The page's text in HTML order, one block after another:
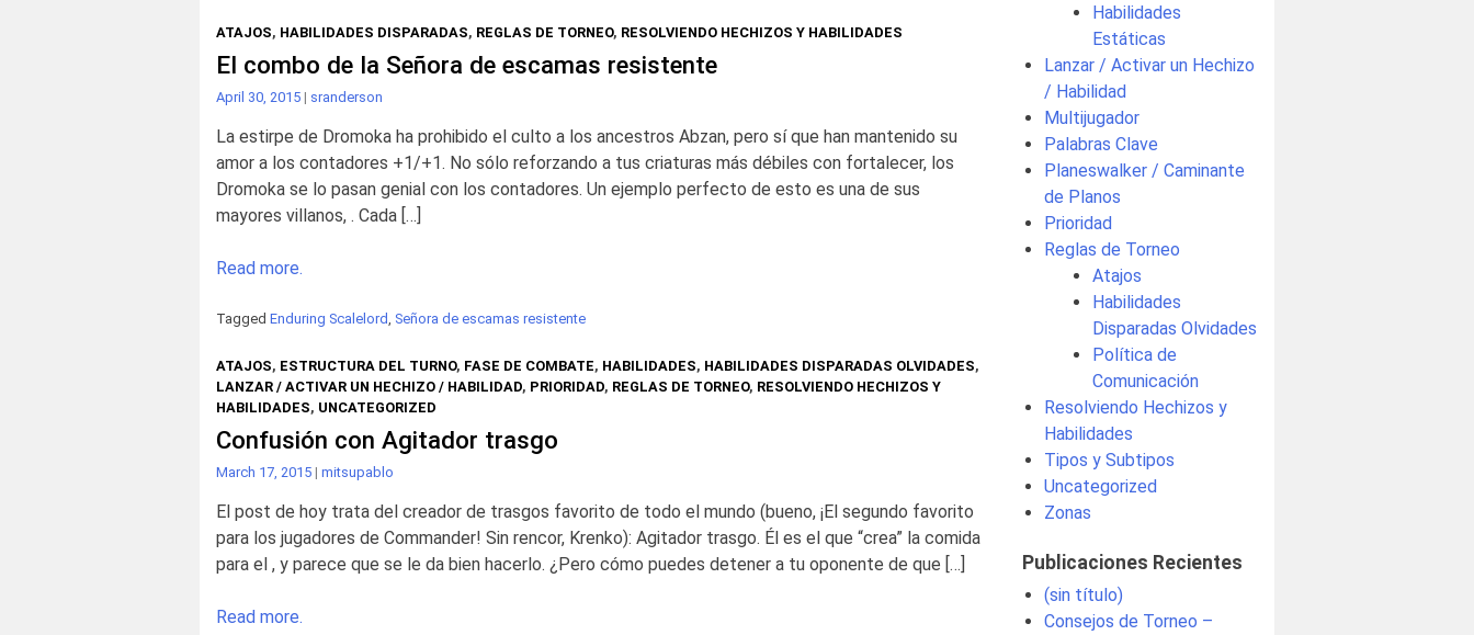
ATAJOS, HABILIDADES DISPARADAS, REGLAS DE TORNEO, RESOLVIENDO HECHIZOS Y HABILIDADES
El combo de la Señora de escamas resistente
April 30, 2015 | sranderson
La estirpe de Dromoka ha prohibido el culto a los ancestros Abzan, pero sí que han mantenido su
amor a los contadores +1/+1. No sólo reforzando a tus criaturas más débiles con fortalecer, los
Dromoka se lo pasan genial con los contadores. Un ejemplo perfecto de esto es una de sus
mayores villanos, . Cada […]
Read more.
Tagged Enduring Scalelord, Señora de escamas resistente
ATAJOS, ESTRUCTURA DEL TURNO, FASE DE COMBATE, HABILIDADES, HABILIDADES DISPARADAS OLVIDADES,
LANZAR / ACTIVAR UN HECHIZO / HABILIDAD, PRIORIDAD, REGLAS DE TORNEO, RESOLVIENDO HECHIZOS Y
HABILIDADES, UNCATEGORIZED
Confusión con Agitador trasgo
March 17, 2015 | mitsupablo
El post de hoy trata del creador de trasgos favorito de todo el mundo (bueno, ¡El segundo favorito
para los jugadores de Commander! Sin rencor, Krenko): Agitador trasgo. Él es el que “crea” la comida
para el , y parece que se le da bien hacerlo. ¿Pero cómo puedes detener a tu oponente de que […]
Read more.
Habilidades
Estáticas
Lanzar / Activar un Hechizo
/ Habilidad
Multijugador
Palabras Clave
Planeswalker / Caminante
de Planos
Prioridad
Reglas de Torneo
Atajos
Habilidades
Disparadas Olvidades
Política de
Comunicación
Resolviendo Hechizos y
Habilidades
Tipos y Subtipos
Uncategorized
Zonas
Publicaciones Recientes
(sin título)
Consejos de Torneo –